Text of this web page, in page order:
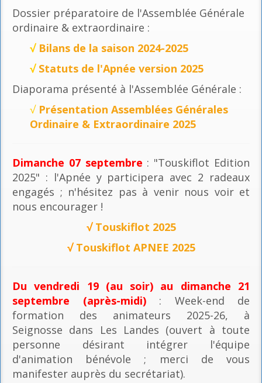
Dossier préparatoire de l'Assemblée Générale
ordinaire & extraordinaire :
√ Bilans de la saison 2024-2025
√ Statuts de l'Apnée version 2025
Diaporama présenté à l'Assemblée Générale :
√ Présentation Assemblées Générales
Ordinaire & Extraordinaire 2025
Dimanche 07 septembre : "Touskiflot Edition
2025" : l'Apnée y participera avec 2 radeaux
engagés ; n'hésitez pas à venir nous voir et
nous encourager !
√ Touskiflot 2025
√ Touskiflot APNEE 2025
Du vendredi 19 (au soir) au dimanche 21
septembre (après-midi): Week-end de
formation des animateurs 2025-26, à
Seignosse dans Les Landes (ouvert à toute
personne désirant intégrer l'équipe
d'animation bénévole ; merci de vous
manifester auprès du secrétariat).